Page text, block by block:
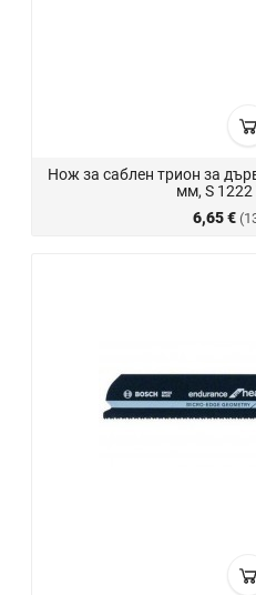
Нож за саблен трион за
мм, S 1222
6,65 €